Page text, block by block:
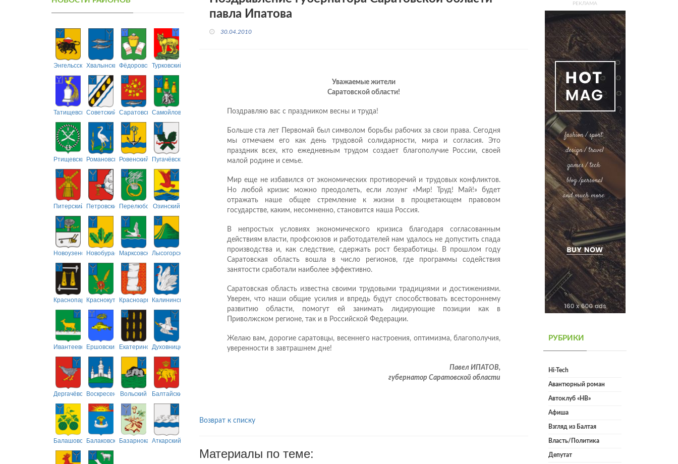
ЭнгельсскийХвалынскийФёдоровскийТурковский
ТатищевскийСоветский СаратовскийСамойловский
РтищевскийРомановскийРовенский Пугачёвский
Питерский ПетровскийПерелюбскийОзинский
НовоузенскийНовобурасскийМарксовскийЛысогорский
Краснопартизанский
КраснокутскийКрасноармейский
Калининский
ИвантеевскийЕршовский ЕкатериновскийДуховницкий
ДергачёвскийВоскресенскийВольский Балтайский
БалашовскийБалаковскийБазарнокарабулакский
Аткарский
павла Ипатова
30.04.2010
Уважаемые жители
Саратовской области!
Поздравляю вас с праздником весны и труда!
Больше ста лет Первомай был символом борьбы рабочих за свои права. Сегодня
мы отмечаем его как день трудовой солидарности, мира и согласия. Это
праздник всех, кто ежедневным трудом создает благополучие России, своей
малой родине и семье.
Мир еще не избавился от экономических противоречий и трудовых конфликтов.
Но любой кризис можно преодолеть, если лозунг «Мир! Труд! Май!» будет
отражать наше общее стремление к жизни в процветающем правовом
государстве, каким, несомненно, становится наша Россия.
В непростых условиях экономического кризиса благодаря согласованным
действиям власти, профсоюзов и работодателей нам удалось не допустить спада
производства и, как следствие, сдержать рост безработицы. В прошлом году
Саратовская область вошла в число регионов, где программы содействия
занятости сработали наиболее эффективно.
Саратовская область известна своими трудовыми традициями и достижениями.
Уверен, что наши общие усилия и впредь будут способствовать всестороннему
развитию области, помогут ей занимать лидирующие позиции как в
Приволжском регионе, так и в Российской Федерации.
Желаю вам, дорогие саратовцы, весеннего настроения, оптимизма, благополучия,
уверенности в завтрашнем дне!
Павел ИПАТОВ,
губернатор Саратовской области
Возврат к списку
Материалы по теме:
РЕКЛАМА
РУБРИКИ
Hi-Tech
Авантюрный роман
Автоклуб «НВ»
Афиша
Взгляд из Балтая
Власть/Политика
Депутат